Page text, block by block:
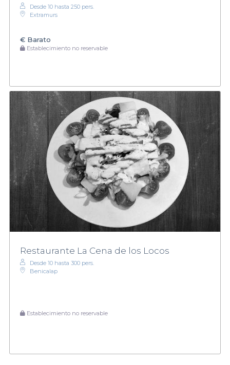
Desde 10 hasta 250 pers.
Extramurs
€ Barato
Establecimiento no reservable
Restaurante La Cena de los Locos
Desde 10 hasta 300 pers.
Benicalap
Establecimiento no reservable